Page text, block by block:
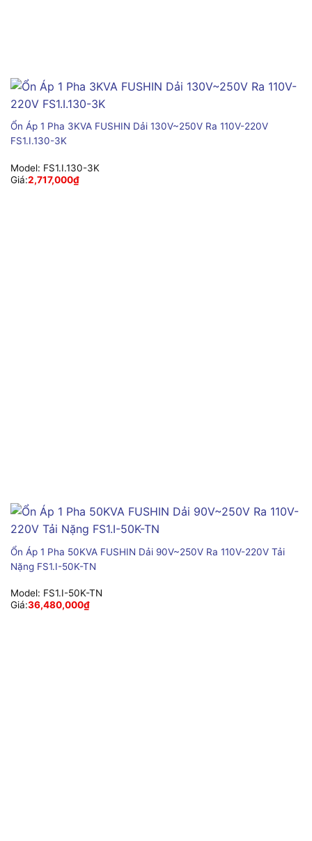
Ổn Áp 1 Pha 3KVA FUSHIN Dải 130V~250V Ra 110V-220V
FS1.I.130-3K
Model: FS1.I.130-3K
Giá:2,717,000₫
Ổn Áp 1 Pha 50KVA FUSHIN Dải 90V~250V Ra 110V-220V Tải
Nặng FS1.I-50K-TN
Model: FS1.I-50K-TN
Giá:36,480,000₫